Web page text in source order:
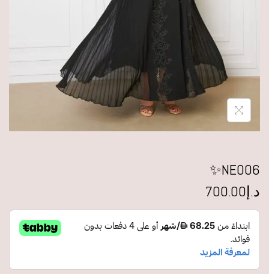
NE006✨
د.إ700.00